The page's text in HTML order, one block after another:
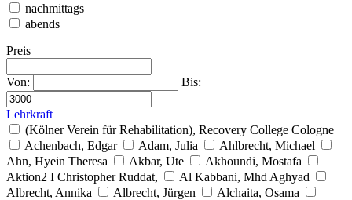
nachmittags
abends
Preis
Von: Bis:
Lehrkraft
(Kölner Verein für Rehabilitation), Recovery College Cologne
Achenbach, Edgar
Adam, Julia
Ahlbrecht, Michael
Ahn, Hyein Theresa
Akbar, Ute
Akhoundi, Mostafa
Aktion2 I Christopher Ruddat,
Al Kabbani, Mhd Aghyad
Albrecht, Annika
Albrecht, Jürgen
Alchaita, Osama